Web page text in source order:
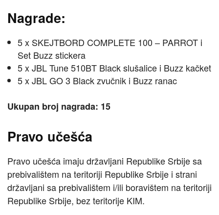
Nagrade:
5 x SKEJTBORD COMPLETE 100 – PARROT i
Set Buzz stickera
5 x JBL Tune 510BT Black slušalice i Buzz kačket
5 x JBL GO 3 Black zvučnik i Buzz ranac
Ukupan broj nagrada: 15
Pravo učešća
Pravo učešća imaju državljani Republike Srbije sa
prebivalištem na teritoriji Republike Srbije i strani
državljani sa prebivalištem i/ili boravištem na teritoriji
Republike Srbije, bez teritorije KIM.